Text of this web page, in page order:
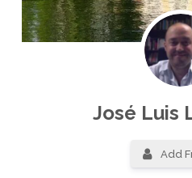
José Luis
Add